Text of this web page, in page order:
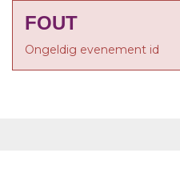
FOUT
Ongeldig evenement id